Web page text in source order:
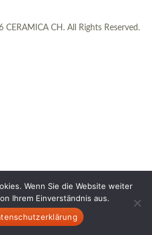
CH. All Rights Reserved.
Wenn Sie die Website weiter
Ihrem Einverständnis aus.